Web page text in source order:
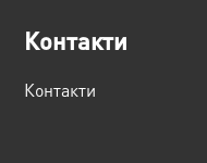
Контакти
Контакти